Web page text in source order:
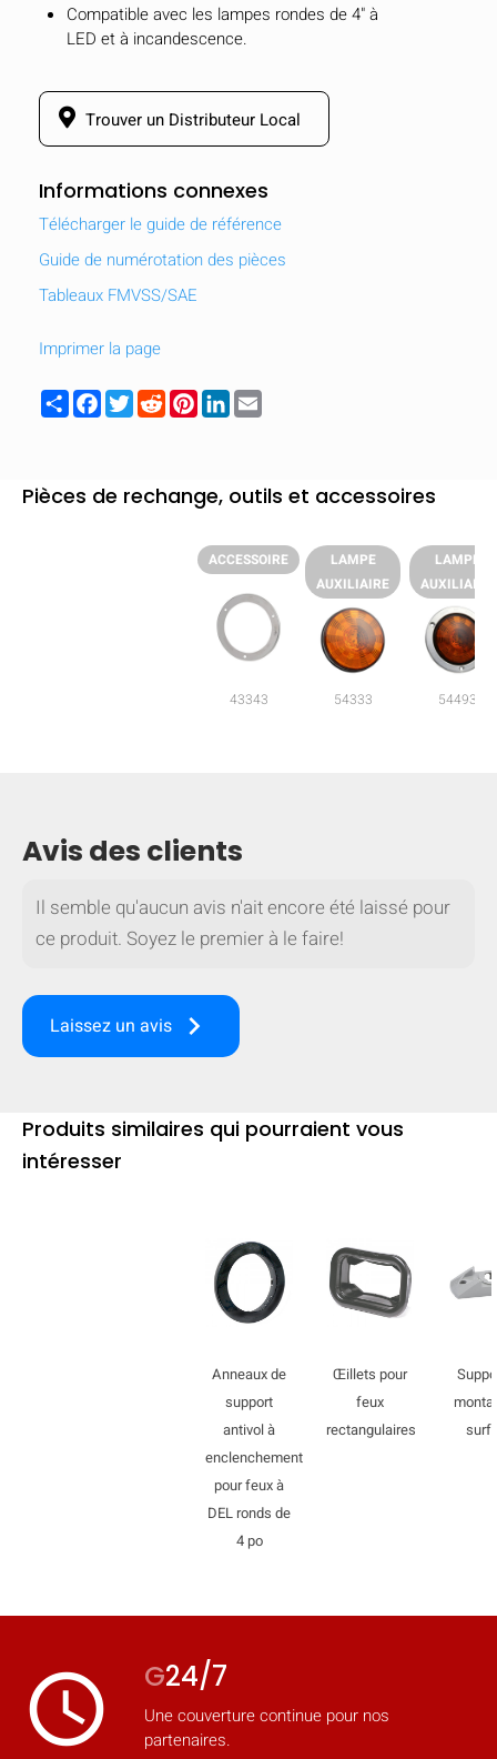
mobile_display_warn Please
Compatible avec les lampes rondes de 4" à
LED et à incandescence.
Trouver un Distributeur Local
Informations connexes
Télécharger le guide de référence
Guide de numérotation des pièces
Tableaux FMVSS/SAE
Imprimer la page
ShareFacebook
TwitterRedditPinterest
LinkedIn
Pièces de rechange, outils et accessoires
ACCESSOIRE
43343
LAMPE
AUXILIAIRE
54333
LAMPE
AUXILIAIRE
54493
Avis des clients
Il semble qu'aucun avis n'ait encore été laissé pour
ce produit. Soyez le premier à le faire!
Laissez un avis keyboard_arrow_right
Produits similaires qui pourraient vous
intéresser
Anneaux de
support
antivol à
enclenchement
pour feux à
DEL ronds de
4 po
Œillets pour
feux
rectangulaires
access_time G24/7
Une couverture continue pour nos
partenaires.